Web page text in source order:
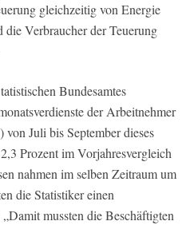
gleichzeitig von Energie
Verbraucher der Teuerung
Bundesamtes
der Arbeitnehmer
Juli bis September dieses
Prozent im Vorjahresvergleich
nahmen im selben Zeitraum um
die Statistiker einen
mussten die Beschäftigten